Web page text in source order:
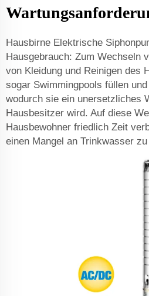
Hausbirne Elektrische
Hausgebrauch: Zum Wechseln
von Kleidung und Reinigen des
sogar Swimmingpools füllen
wodurch sie ein unersetzliches
Hausbesitzer wird. Auf diese
Hausbewohner friedlich Zeit
einen Mangel an Trinkwasser